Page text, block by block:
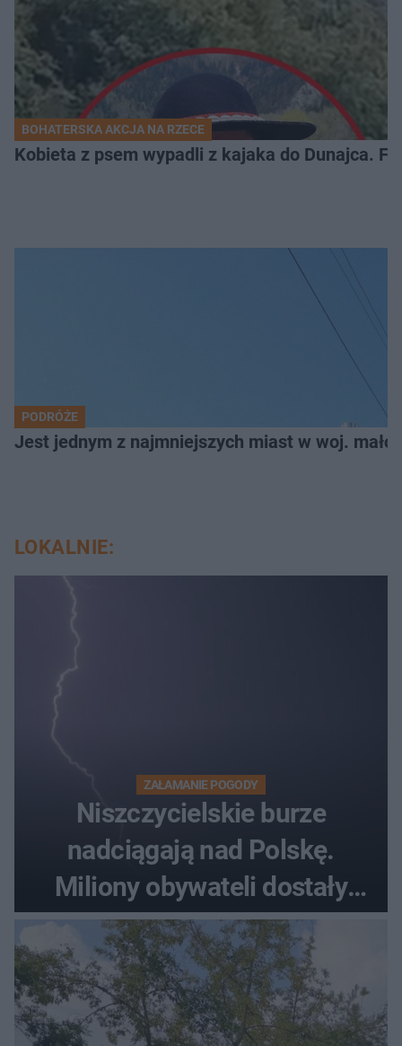
BOHATERSKA AKCJA NA RZECE
Kobieta z psem wypadli z kajaka do Dunajca.
PODRÓŻE
Jest jednym z najmniejszych miast w woj.
LOKALNIE:
ZAŁAMANIE POGODY
Niszczycielskie burze
nadciągają nad Polskę.
Miliony obywateli dostały
wiadomości z pilnym
ostrzeżeniem